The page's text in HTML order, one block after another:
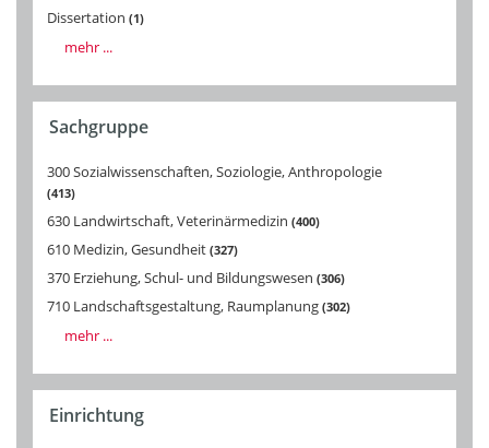
Dissertation 1
mehr ...
Sachgruppe
300 Sozialwissenschaften, Soziologie, Anthropologie
413
630 Landwirtschaft, Veterinärmedizin 400
610 Medizin, Gesundheit 327
370 Erziehung, Schul- und Bildungswesen 306
710 Landschaftsgestaltung, Raumplanung 302
mehr ...
Einrichtung